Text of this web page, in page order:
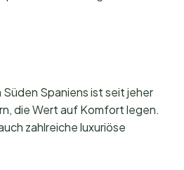
Spaniens ist seit jeher
die Wert auf Komfort legen.
zahlreiche luxuriöse